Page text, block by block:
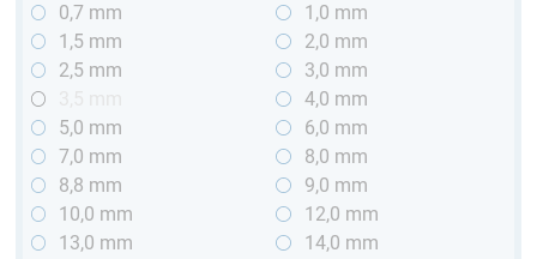
0,7 mm
1,0 mm
1,5 mm
2,0 mm
2,5 mm
3,0 mm
4,0 mm
5,0 mm
6,0 mm
7,0 mm
8,0 mm
8,8 mm
9,0 mm
10,0 mm
12,0 mm
13,0 mm
14,0 mm